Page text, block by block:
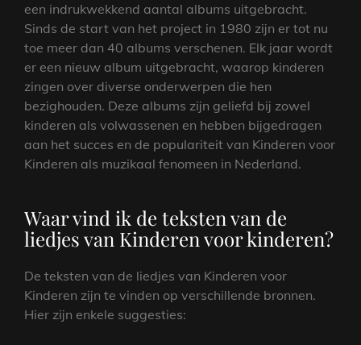
een indrukwekkend aantal albums uitgebracht.
Sinds de start van het project in 1980 zijn er tot nu
toe meer dan 40 albums verschenen. Elk jaar wordt
er een nieuw album uitgebracht, waarop kinderen
zingen over diverse onderwerpen die hen
bezighouden. Deze albums zijn geliefd bij zowel
kinderen als volwassenen en hebben bijgedragen
aan het succes en de populariteit van Kinderen voor
Kinderen als muzikaal fenomeen in Nederland.
Waar vind ik de teksten van de
liedjes van Kinderen voor kinderen?
De teksten van de liedjes van Kinderen voor
Kinderen zijn te vinden op verschillende bronnen.
Hier zijn enkele suggesties: